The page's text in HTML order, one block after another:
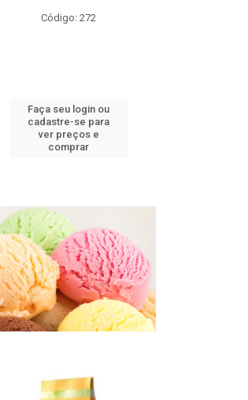
Código: 272
Faça seu login ou
cadastre-se para
ver preços e
comprar